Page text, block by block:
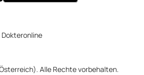
Alle Rechte vorbehalten.